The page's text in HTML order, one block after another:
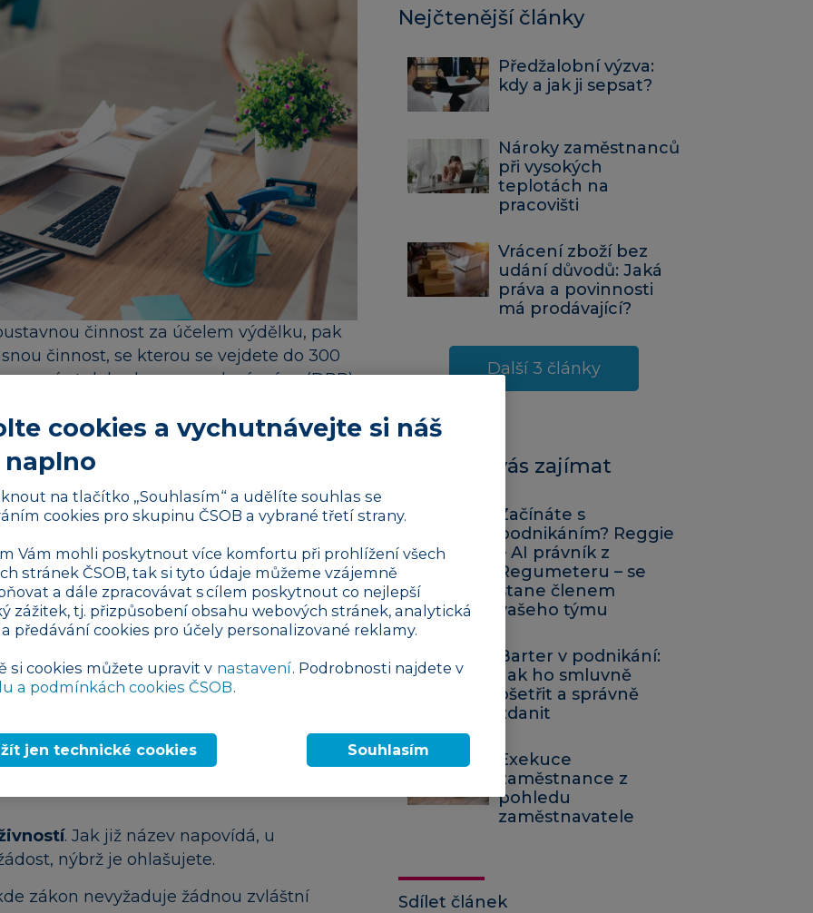
činnost za účelem výdělku, pak
činnost, se kterou se vejdete do 300
uzavírat dohodu o provedení práce (DPP).
měsíčně, strhává se pouze zálohová 15%
pojištění. Je navíc možné podepsat
kde lze uplatnit základní slevu na
čímž se příjem od 15% zálohové daně
pouze u jednoho zaměstnavatele.
vždy daní 15 %, navíc nelze uplatnit s
se také sociální a zdravotní pojištění
% zaměstnavatelem).
, pak nezbývá, než si zajistit
zjištěno, že podnikáte bez něj, hrozí vám
od živnostenského úřadu. Existuje
pro zisk oprávnění.
žádosti o koncesi. Důvodem je, že tyto
státní regulaci, například zákonu o
. Jak již název napovídá, u
nýbrž je ohlašujete.
zákon nevyžaduje žádnou zvláštní
Nejčtenější články
Předžalobní výzva:
kdy a jak ji sepsat?
Nároky zaměstnanců
při vysokých
teplotách na
pracovišti
Vrácení zboží bez
udání důvodů: Jaká
práva a povinnosti
má prodávající?
Další 3 články
Mohlo by vás zajímat
Začínáte s
podnikáním? Reggie
– AI právník z
Regumeteru – se
stane členem
vašeho týmu
Barter v podnikání:
Jak ho smluvně
ošetřit a správně
zdanit
Exekuce
zaměstnance z
pohledu
zaměstnavatele
Sdílet článek
cookies a vychutnávejte si náš
na tlačítko „Souhlasím“ a udělíte souhlas se
cookies pro skupinu ČSOB a vybrané třetí strany.
Vám mohli poskytnout více komfortu při prohlížení všech
stránek ČSOB, tak si tyto údaje můžeme vzájemně
a dále zpracovávat s cílem poskytnout co nejlepší
zážitek, tj. přizpůsobení obsahu webových stránek, analytická
předávání cookies pro účely personalizované reklamy.
si cookies můžete upravit v nastavení. Podrobnosti najdete v
a podmínkách cookies ČSOB.
jen technické cookies Souhlasím